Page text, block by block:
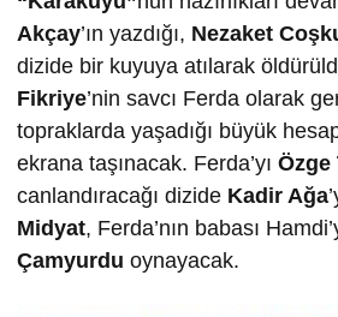
Akçay’ın yazdığı, Nezaket
dizide bir kuyuya atılarak
Fikriye’nin savcı Ferda olarak
topraklarda yaşadığı büyük
ekrana taşınacak. Ferda’yı Özge
canlandıracağı dizide Kadir Ağa
Midyat, Ferda’nın babası
Çamyurdu oynayacak.